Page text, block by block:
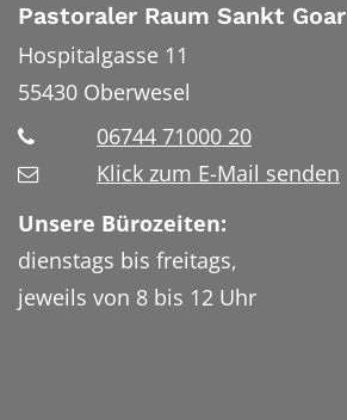
Pastoraler Raum Sankt Goar
Hospitalgasse 11
55430 Oberwesel
06744 71000 20
Klick zum E-Mail senden
Unsere Bürozeiten:
dienstags bis freitags,
jeweils von 8 bis 12 Uhr